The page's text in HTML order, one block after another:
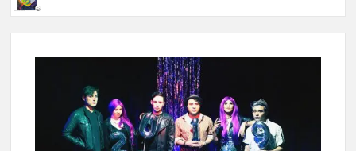
Voces de Papel Parral, edición especial Coyame del Sotol
Voces de papel Parral edición Carlos Montemayor #35